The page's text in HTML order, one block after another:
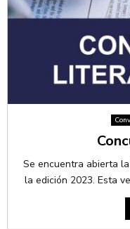
Se encuentra abierta
la edición 2023. Esta